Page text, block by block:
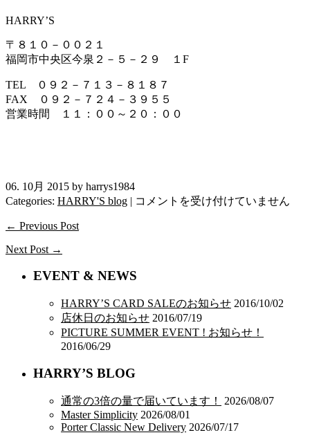
HARRY’S
〒８１０－００２１
福岡市中央区今泉２－５－２９ １F
TEL ０９２－７１３－８１８７
FAX ０９２－７２４－３９５５
営業時間 １１：００～２０：００
06. 10月 2015 by harrys1984
Categories: HARRY'S blog | Batten
コメントを受け付けていません
← Previous Post
Next Post →
EVENT & NEWS
HARRY’S CARD SALEのお知らせ 2016/10/02
店休日のお知らせ 2016/07/19
PICTURE SUMMER EVENT ! お知らせ！
2016/06/29
HARRY’S BLOG
通常の3倍の量で届いています！
2026/08/07
Master Simplicity 2026/08/01
Porter Classic New Delivery 2026/07/17